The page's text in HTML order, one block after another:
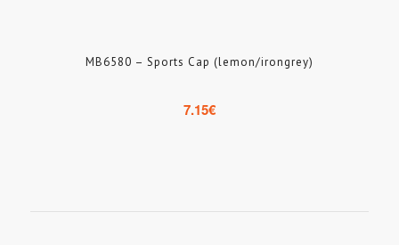
MB6580 – Sports Cap (lemon/irongrey)
7.15€